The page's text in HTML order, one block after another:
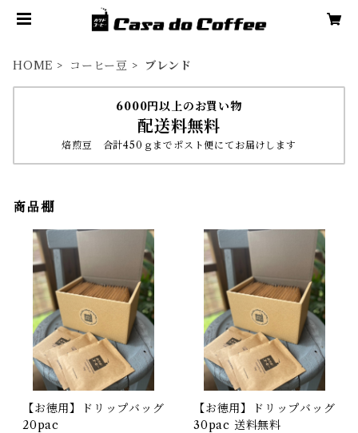
HOME コーヒー豆 ブレンド
6000円以上のお買い物
配送料無料
焙煎豆 合計450ｇまでポスト便にてお届けします
商品棚
【お徳用】ドリップバッグ
20pac
【お徳用】ドリップバッグ
30pac 送料無料